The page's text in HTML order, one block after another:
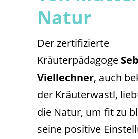
Natur
Der zertifizierte
Kräuterpädagoge
Viellechner, auch
der Kräuterwastl,
die Natur, um fit zu
seine positive